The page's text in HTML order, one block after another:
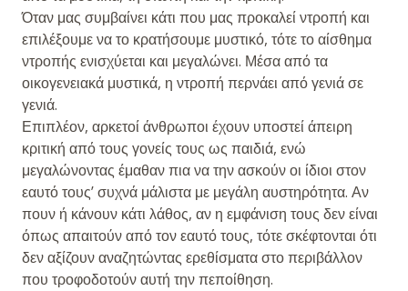
Όταν μας συμβαίνει κάτι που μας προκαλεί ντροπή και
επιλέξουμε να το κρατήσουμε μυστικό, τότε το αίσθημα
ντροπής ενισχύεται και μεγαλώνει. Μέσα από τα
οικογενειακά μυστικά, η ντροπή περνάει από γενιά σε
γενιά.
Επιπλέον, αρκετοί άνθρωποι έχουν υποστεί άπειρη
κριτική από τους γονείς τους ως παιδιά, ενώ
μεγαλώνοντας έμαθαν πια να την ασκούν οι ίδιοι στον
εαυτό τους’ συχνά μάλιστα με μεγάλη αυστηρότητα. Αν
πουν ή κάνουν κάτι λάθος, αν η εμφάνιση τους δεν είναι
όπως απαιτούν από τον εαυτό τους, τότε σκέφτονται ότι
δεν αξίζουν αναζητώντας ερεθίσματα στο περιβάλλον
που τροφοδοτούν αυτή την πεποίθηση.